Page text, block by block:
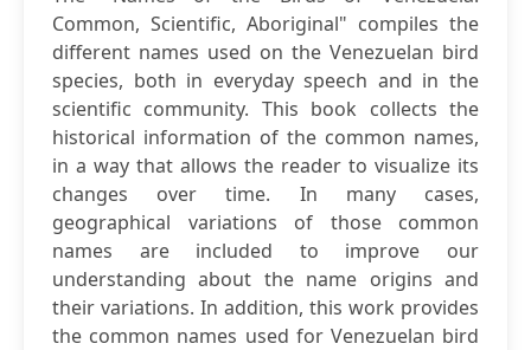
Common, Scientific, Aboriginal" compiles the
different names used on the Venezuelan bird
species, both in everyday speech and in the
scientific community. This book collects the
historical information of the common names,
in a way that allows the reader to visualize its
changes over time. In many cases,
geographical variations of those common
names are included to improve our
understanding about the name origins and
their variations. In addition, this work provides
the common names used for Venezuelan bird